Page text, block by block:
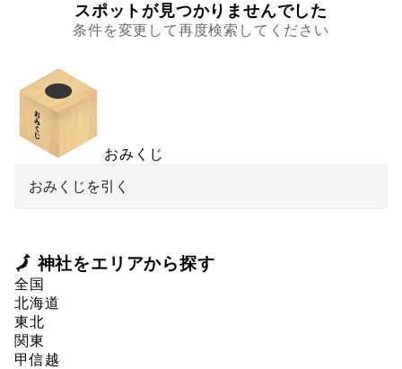
スポットが見つかりませんでした
条件を変更して再度検索してください
おみくじ
おみくじを引く
🗾 神社をエリアから探す
全国
北海道
東北
関東
甲信越